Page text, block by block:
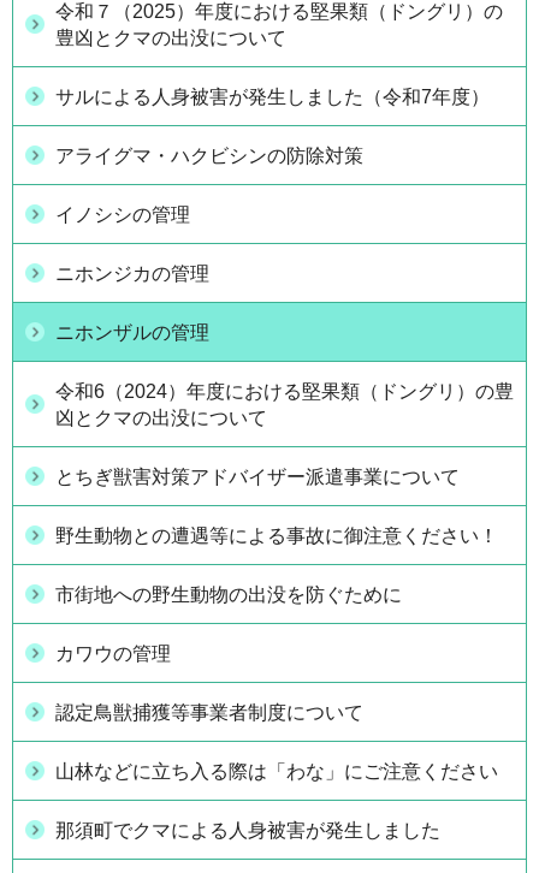
令和７（2025）年度における堅果類（ドングリ）の
豊凶とクマの出没について
サルによる人身被害が発生しました（令和7年度）
アライグマ・ハクビシンの防除対策
イノシシの管理
ニホンジカの管理
ニホンザルの管理
令和6（2024）年度における堅果類（ドングリ）の豊
凶とクマの出没について
とちぎ獣害対策アドバイザー派遣事業について
野生動物との遭遇等による事故に御注意ください！
市街地への野生動物の出没を防ぐために
カワウの管理
認定鳥獣捕獲等事業者制度について
山林などに立ち入る際は「わな」にご注意ください
那須町でクマによる人身被害が発生しました